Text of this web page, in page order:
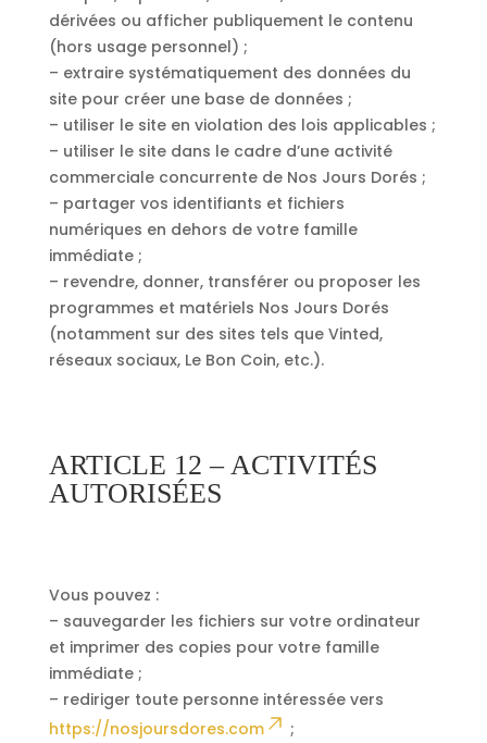
dérivées ou afficher publiquement le contenu
(hors usage personnel) ;
– extraire systématiquement des données du
site pour créer une base de données ;
– utiliser le site en violation des lois applicables ;
– utiliser le site dans le cadre d’une activité
commerciale concurrente de Nos Jours Dorés ;
– partager vos identifiants et fichiers
numériques en dehors de votre famille
immédiate ;
– revendre, donner, transférer ou proposer les
programmes et matériels Nos Jours Dorés
(notamment sur des sites tels que Vinted,
réseaux sociaux, Le Bon Coin, etc.).
ARTICLE 12 – ACTIVITÉS
AUTORISÉES
Vous pouvez :
– sauvegarder les fichiers sur votre ordinateur
et imprimer des copies pour votre famille
immédiate ;
– rediriger toute personne intéressée vers
https://nosjoursdores.com
;